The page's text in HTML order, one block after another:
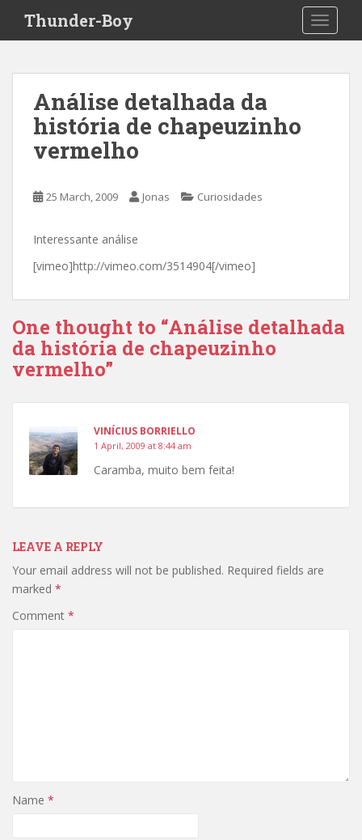
i
Thunder-Boy
Análise detalhada da
história de chapeuzinho
vermelho
25 March, 2009 Jonas Curiosidades
Interessante análise
[vimeo]http://vimeo.com/3514904[/vimeo]
One thought to “Análise detalhada
da história de chapeuzinho
vermelho”
VINÍCIUS BORRIELLO
1 April, 2009 at 8:44 am
Caramba, muito bem feita!
LEAVE A REPLY
Your email address will not be published. Required fields are
marked *
Comment *
Name *